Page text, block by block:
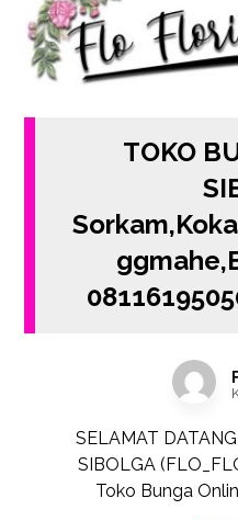
TOKO
SELAMAT
SIBOLGA
Toko Bunga